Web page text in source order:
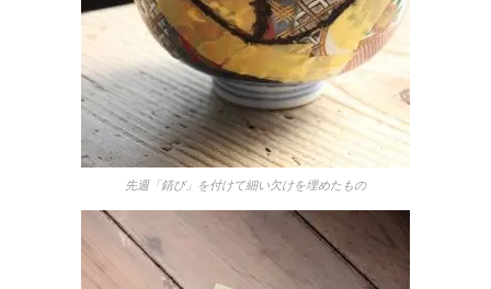
先週「錆び」を付けて細い欠けを埋めたもの